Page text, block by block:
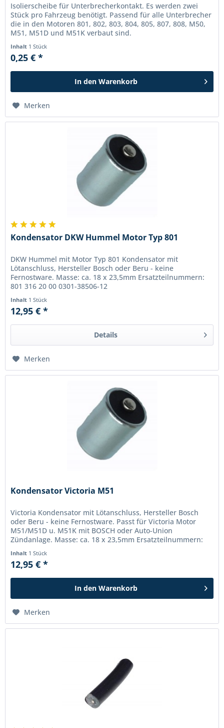
Isolierscheibe für Unterbrecherkontakt. Es werden zwei
Stück pro Fahrzeug benötigt. Passend für alle Unterbrecher
die in den Motoren 801, 802, 803, 804, 805, 807, 808, M50,
M51, M51D und M51K verbaut sind.
Inhalt 1 Stück
0,25 € *
In den Warenkorb
Merken
Kondensator DKW Hummel Motor Typ 801
DKW Hummel mit Motor Typ 801 Kondensator mit
Lötanschluss, Hersteller Bosch oder Beru - keine
Fernostware. Masse: ca. 18 x 23,5mm Ersatzteilnummern:
801 316 20 00 0301-38506-12
Inhalt 1 Stück
12,95 € *
Details
Merken
Kondensator Victoria M51
Victoria Kondensator mit Lötanschluss, Hersteller Bosch
oder Beru - keine Fernostware. Passt für Victoria Motor
M51/M51D u. M51K mit BOSCH oder Auto-Union
Zündanlage. Masse: ca. 18 x 23,5mm Ersatzteilnummern:
Inhalt 1 Stück
12,95 € *
In den Warenkorb
Merken